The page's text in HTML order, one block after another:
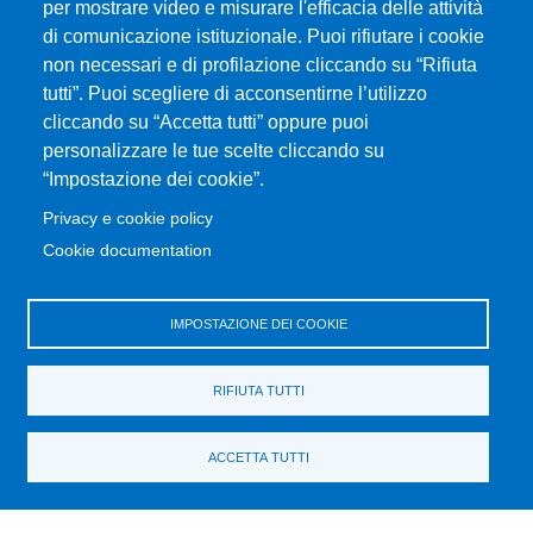
per mostrare video e misurare l'efficacia delle attività
di comunicazione istituzionale. Puoi rifiutare i cookie
non necessari e di profilazione cliccando su “Rifiuta
tutti”. Puoi scegliere di acconsentirne l’utilizzo
cliccando su “Accetta tutti” oppure puoi
personalizzare le tue scelte cliccando su
“Impostazione dei cookie”.
Privacy e cookie policy
Cookie documentation
IMPOSTAZIONE DEI COOKIE
RIFIUTA TUTTI
ACCETTA TUTTI
MENÙ FOOTER 1
Mappa del sito
Organizzazione
Contatti
Posta Elettronica Certificata
Unifind
Ufficio Relazioni con il Pubblico
Gare d'appalto